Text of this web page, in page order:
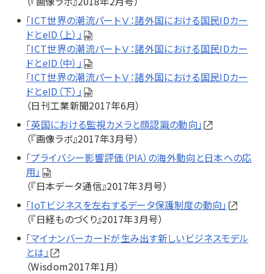
「ICT世界の潮流パートⅤ：諸外国における国民IDカー
ドとeID（上）」
「ICT世界の潮流パートⅤ：諸外国における国民IDカー
ドとeID（中）」
「ICT世界の潮流パートⅤ：諸外国における国民IDカー
ドとeID（下）」
（日刊工業新聞2017年6月）
「英国における監視カメラと顔認識の動向」
（『画像ラボ』2017年3月号）
「プライバシー影響評価（PIA）の海外動向と日本への応
用」
（『日本データ通信』2017年3月号）
「IoTビジネスを左右するデータ保護制度の動向」
（『日経ものづくり』2017年3月号）
「マイナンバーカードが生み出す新しいビジネスモデル
とは」
（Wisdom2017年1月）